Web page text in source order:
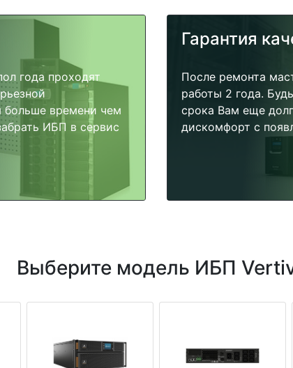
года проходят
больше времени чем
ИБП в сервис
Гарантия
После ремонта
работы 2 года.
срока Вам еще
дискомфорт с
Выберите модель ИБП